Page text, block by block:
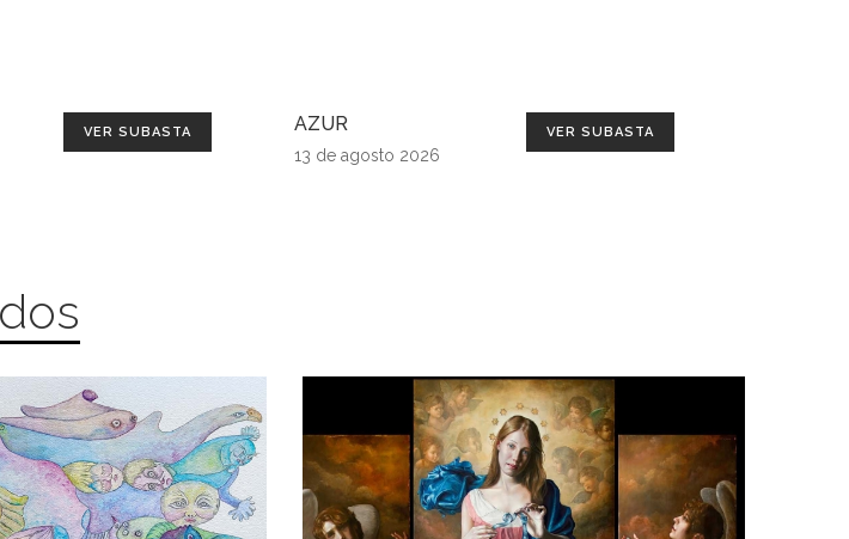
VER SUBASTA AZUR
13 de agosto 2026
VER SUBASTA